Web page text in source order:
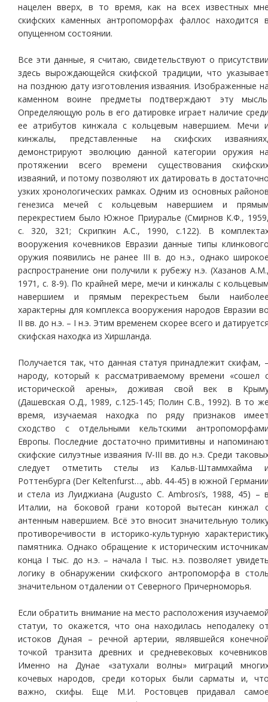
нацелен вверх, в то время, как на всех известных
скифских каменных антропоморфах фаллос находится
опущенном состоянии.
Все эти данные, я считаю, свидетельствуют о
здесь вырождающейся скифской традиции, что
на позднюю дату изготовления изваяния. Изображенные
каменном воине предметы подтверждают эту
Определяющую роль в его датировке играет наличие
ее атрибутов кинжала с кольцевым навершием. Мечи
кинжалы, представленные на скифских
демонстрируют эволюцию данной категории оружия
протяжении всего времени существования
изваяний, и потому позволяют их датировать в
узких хронологических рамках. Одним из основных
генезиса мечей с кольцевым навершием и
перекрестием было Южное Приуралье (Смирнов К.Ф.,
с. 320, 321; Скрипкин А.С., 1990, с.122). В
вооружения кочевников Евразии данные типы
оружия появились не ранее III в. до н.э., однако
распространение они получили к рубежу н.э. (Хазанов
1971, с. 8-9). По крайней мере, мечи и кинжалы с
навершием и прямым перекрестьем были
характерны для комплекса вооружения народов Евразии
II вв. до н.э. – I н.э. Этим временем скорее всего и
скифская находка из Хиршланда.
Получается так, что данная статуя принадлежит скифам,
народу, который к рассматриваемому времени «сошел
исторической арены», доживая свой век в
(Дашевская О.Д., 1989, с.125-145; Полин С.В., 1992). В то
время, изучаемая находка по ряду признаков
сходство с отдельными кельтскими
Европы. Последние достаточно примитивны и
скифские силуэтные изваяния IV-III вв. до н.э. Среди
следует отметить стелы из Кальв-Штаммхайма
Роттенбурга (Der Keltenfurst…, abb. 44-45) в южной
и стела из Луиджиана (Augusto C. Ambrosi’s, 1988, 45) –
Италии, на боковой грани которой вытесан кинжал
антенным навершием. Всё это вносит значительную
противоречивости в историко-культурную
памятника. Однако обращение к историческим
конца I тыс. до н.э. – начала I тыс. н.э. позволяет
логику в обнаружении скифского антропоморфа в
значительном отдалении от Северного Причерноморья.
Если обратить внимание на место расположения
статуи, то окажется, что она находилась неподалеку
истоков Дуная – речной артерии, являвшейся
точкой транзита древних и средневековых
Именно на Дунае «затухали волны» миграций
кочевых народов, среди которых были сарматы и,
важно, скифы. Еще М.И. Ростовцев придавал